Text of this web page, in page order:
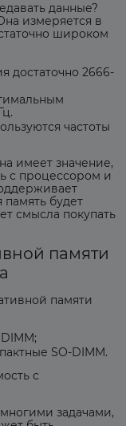
данные?
измеряется в
широком
достаточно 2666-
частоты
имеет значение,
с процессором и
будет
смысла покупать
памяти
памяти
SO-DIMM.
с
задачами,